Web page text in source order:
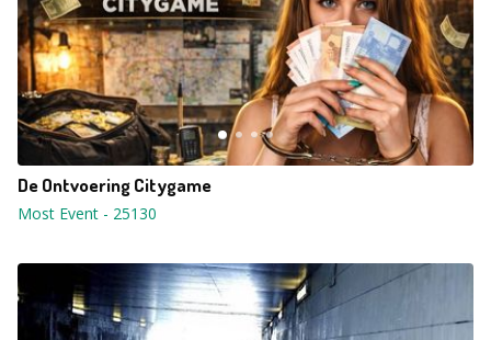
De Ontvoering Citygame
Most Event - 25130